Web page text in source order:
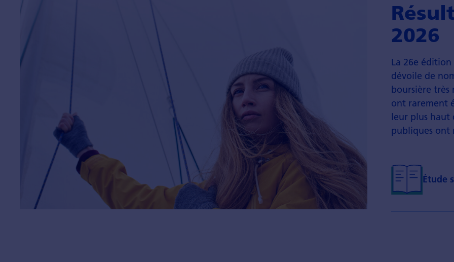
2026
La 26e édition
dévoile de
boursière très
ont rarement
leur plus haut
publiques ont
Étude